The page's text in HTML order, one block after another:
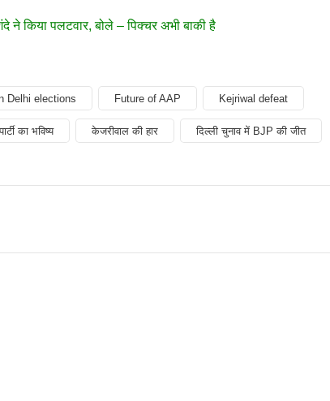
ने किया पलटवार, बोले – पिक्चर अभी बाकी है
Delhi elections Future of AAP Kejriwal defeat
का भविष्य केजरीवाल की हार दिल्ली चुनाव में BJP की जीत